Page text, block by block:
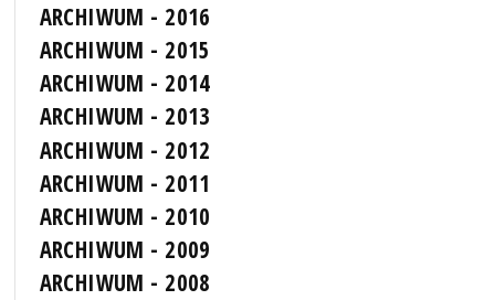
ARCHIWUM - 2016
ARCHIWUM - 2015
ARCHIWUM - 2014
ARCHIWUM - 2013
ARCHIWUM - 2012
ARCHIWUM - 2011
ARCHIWUM - 2010
ARCHIWUM - 2009
ARCHIWUM - 2008